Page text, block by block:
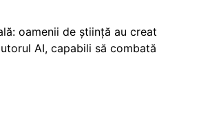
oamenii de știință au creat
AI, capabili să combată